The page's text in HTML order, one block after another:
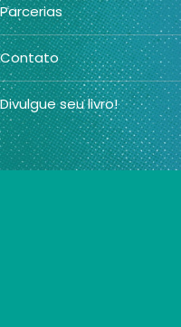
Parcerias
Contato
Divulgue seu livro!